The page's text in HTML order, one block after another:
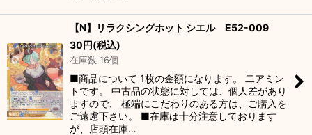
【N】リラクシングホット シエル E52-009
30円(税込)
在庫数 16個
■商品について 1枚の金額になります。 二アミン
トです。 中古品の状態に対しては、個人差があり
ますので、 極端にこだわりのある方は、ご購入を
ご遠慮下さい。 ■在庫は十分注意しております
が、店頭在庫…